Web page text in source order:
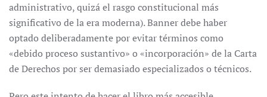
administrativo, quizá el rasgo constitucional más
significativo de la era moderna). Banner debe haber
optado deliberadamente por evitar términos como
«debido proceso sustantivo» o «incorporación» de la Carta
de Derechos por ser demasiado especializados o técnicos.